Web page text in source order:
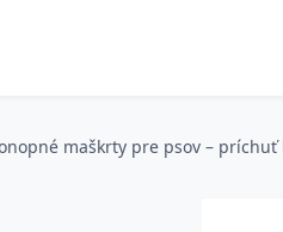
maškrty pre psov –